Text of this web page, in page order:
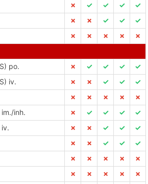
✗ ✓ ✓ ✓
✓
✗ ✗ ✓ ✓
✓
✗ ✗ ✗ ✗
✗
po.
✗ ✓ ✓ ✓
✓
iv.
✗ ✗ ✓ ✓
✓
✗ ✗ ✗ ✗
✗
inh.
✗ ✓ ✓ ✓
✓
✗ ✗ ✓ ✓
✓
✗ ✗ ✓ ✓
✓
✗ ✗ ✗ ✗
✗
✗ ✗ ✗ ✗
✗